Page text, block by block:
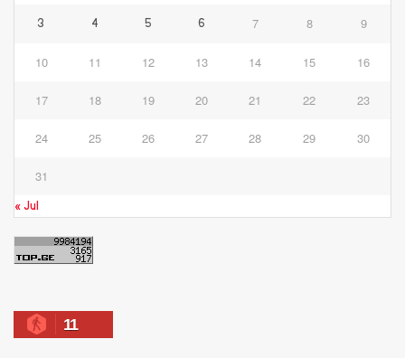
3 4 5 6 7 8 9
10 11 12 13 14 15 16
17 18 19 20 21 22 23
24 25 26 27 28 29 30
31
« Jul
11